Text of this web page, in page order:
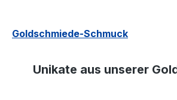
Goldschmiede-Schmuck
Unikate aus unserer